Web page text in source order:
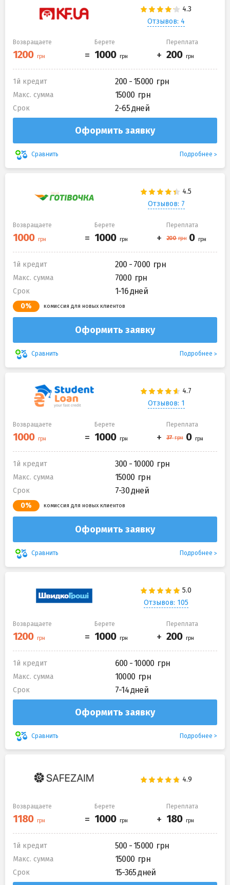
Отзывов: 4
Возвращаете Берете Переплата
1й кредит 200 - 15000
Макс. сумма 15000
Срок 2-65 дней
Оформить заявку
Сравнить Подробнее
Отзывов: 7
Возвращаете Берете Переплата
1й кредит 200 - 7000
Макс. сумма 7000
Срок 1-16 дней
0% комиссия для новых клиентов
Оформить заявку
Сравнить Подробнее
Отзывов: 1
Возвращаете Берете Переплата
1й кредит 300 - 10000
Макс. сумма 15000
Срок 7-30 дней
0% комиссия для новых клиентов
Оформить заявку
Сравнить Подробнее
Отзывов: 105
Возвращаете Берете Переплата
1й кредит 600 - 10000
Макс. сумма 10000
Срок 7-14 дней
Оформить заявку
Сравнить Подробнее
Возвращаете Берете Переплата
1й кредит 500 - 15000
Макс. сумма 15000
Срок 15-365 дней